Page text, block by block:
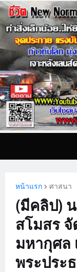
หน้าแรก ศาสนา
(มีคลิป)
สโมสร
มหากุศล
พระประ